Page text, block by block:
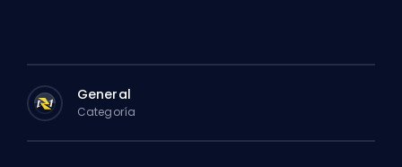
General
Categoría